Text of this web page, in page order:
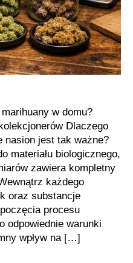
w domu?
Dlaczego
nasion jest tak ważne?
materiału biologicznego,
zawiera kompletny
każdego
oraz substancje
procesu
odpowiednie warunki
wpływ na […]